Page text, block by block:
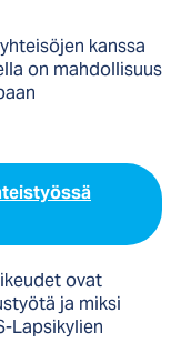
kanssa
on mahdollisuus
ovat
ja miksi
Lapsikylien